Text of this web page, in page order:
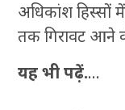
अधिकांश हिस्सों
तक गिरावट आने
यह भी पढ़ें.…